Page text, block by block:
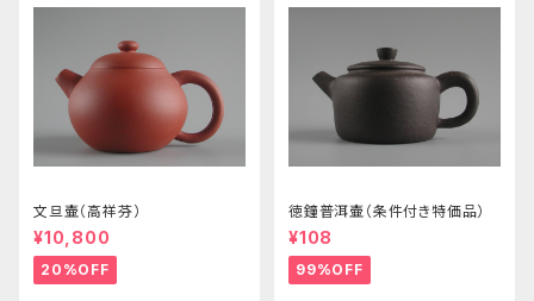
文旦壷（高祥芬）
¥10,800
20%OFF
徳鐘普洱壷（条件付き特価品）
¥108
99%OFF